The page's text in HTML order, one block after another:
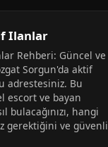
Ilanlar
Rehberi: Güncel ve
Sorgun'da aktif
adrestesiniz. Bu
escort ve bayan
bulacağınızı, hangi
gerektiğini ve güvenli